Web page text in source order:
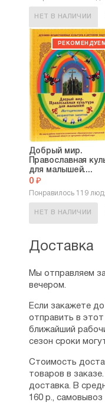
НЕТ В НАЛИЧИИ
Добрый мир.
Православная
для малышей....
0 ₽
Понравилось 119
НЕТ В НАЛИЧИИ
Доставка
Мы отправляем
вечером.
Если закажете
отправить в
ближайший
сезон сроки
Стоимость
товаров в
доставка. В
160 р.,